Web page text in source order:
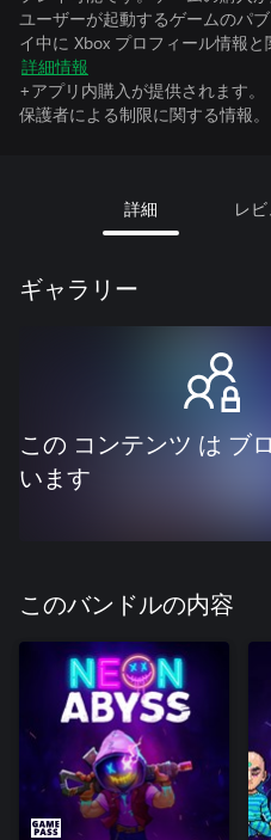
ユーザーが起動するゲームのパ
イ中に Xbox プロフィール情報と
詳細情報
+アプリ内購入が提供されます。
保護者による制限に関する情報。
詳細 レ
ギャラリー
この コンテンツ は ブ
います
このバンドルの内容